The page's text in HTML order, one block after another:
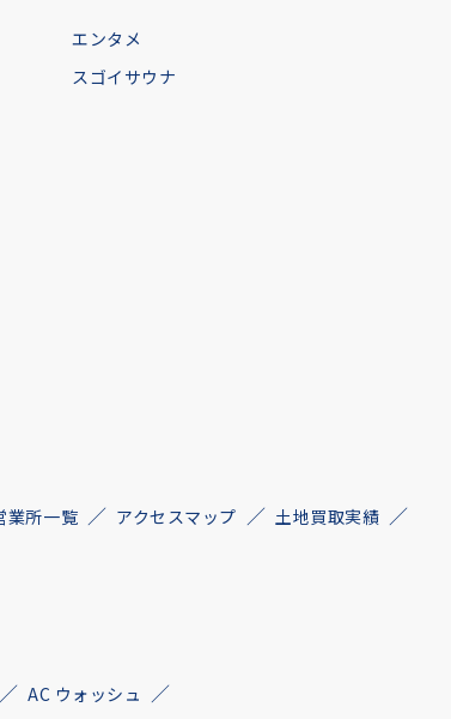
エンタメ
スゴイサウナ
業所一覧 アクセスマップ
土地買取実績
AC ウォッシュ